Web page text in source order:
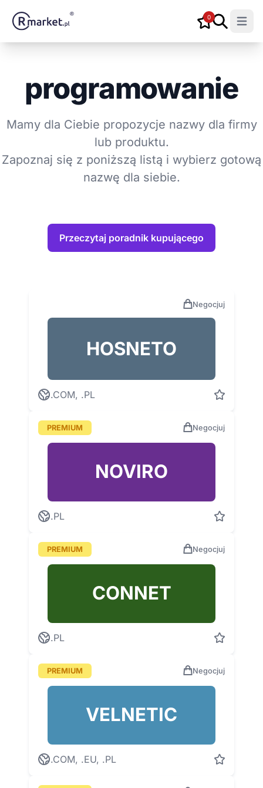
0
Open
programowanie
Mamy dla Ciebie propozycje nazwy dla firmy
lub produktu.
Zapoznaj się z poniższą listą i wybierz gotową
nazwę dla siebie.
Przeczytaj poradnik kupującego
Negocjuj
HOSNETO
.COM, .PL
PREMIUM Negocjuj
NOVIRO
.PL
PREMIUM Negocjuj
CONNET
.PL
PREMIUM Negocjuj
VELNETIC
.COM, .EU, .PL